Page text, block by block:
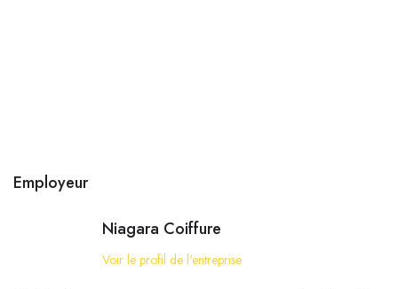
Employeur
Niagara Coiffure
Voir le profil de l'entreprise